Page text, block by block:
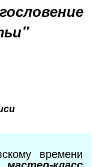
времени